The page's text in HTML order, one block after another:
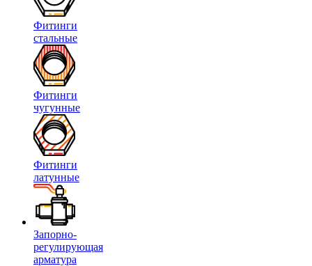
Фитинги
стальные
Фитинги
чугунные
Фитинги
латунные
Запорно-
регулирующая
арматура